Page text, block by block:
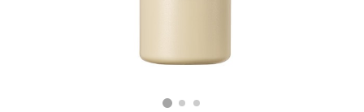
エンリッチリフトライン
1 2 3